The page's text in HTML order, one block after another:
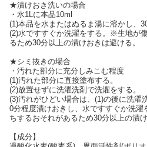
★漬けおき洗いの場合
・水1Lに本品10ml
(1)本品を水またはぬるま湯に溶かし、
(2)水ですすぐか洗濯をする。※生地が
るため30分以上の漬けおきは避ける。
★シミ抜きの場合
・汚れた部分に充分しみこむ程度
(1)汚れた部分に直接塗布する。
(2)放置せずに洗濯洗剤で洗濯をする。
(3)汚れがひどい場合は、(1)の後に洗濯
0分程度漬けおきし、水ですすぐか洗
ちするおそれがあるため30分以上の漬
【成分】